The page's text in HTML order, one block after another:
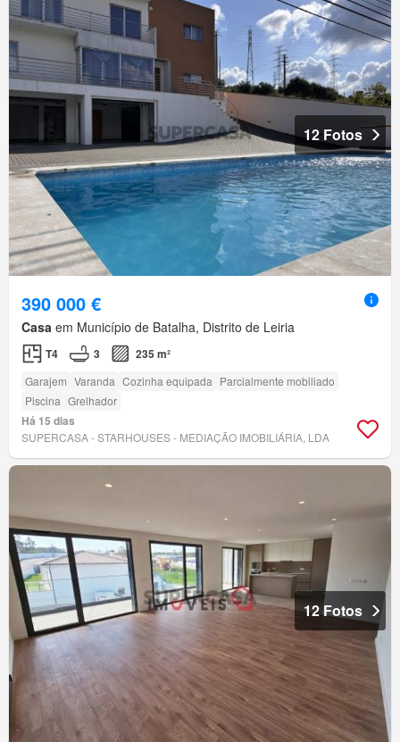
12 Fotos
390 000 €
Casa em Município de Batalha, Distrito de Leiria
T4 3 235 m²
Garajem Varanda Cozinha equipada Parcialmente mobiliado
Piscina Grelhador
Há 15 dias
SUPERCASA - STARHOUSES - MEDIAÇÃO IMOBILIÁRIA, LDA
12 Fotos